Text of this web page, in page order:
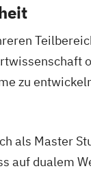
zu
als Master
auf dualem